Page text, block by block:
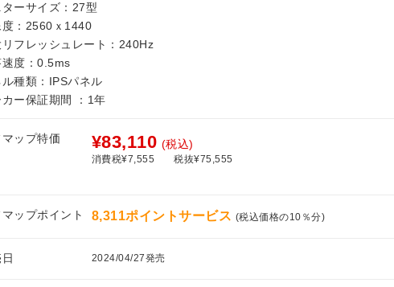
ーサイズ：27型
度：2560ｘ1440
リフレッシュレート：240Hz
速度：0.5ms
種類：IPSパネル
カー保証期間 ：1年
ップ特価 ¥83,110 (税込)
消費税¥7,555 税抜¥75,555
ップポイント 8,311ポイントサービス (税込価格の10％分)
2024/04/27発売